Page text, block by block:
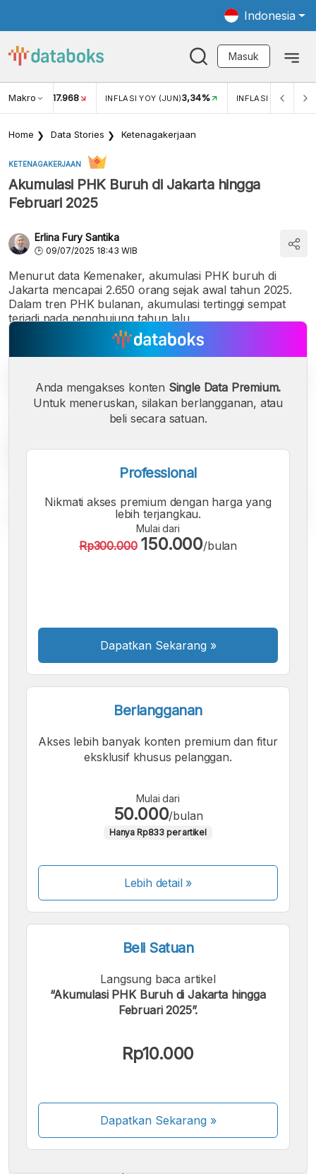
Indonesia
Masuk
Makro
USD/IDR 17.968 INFLASI YOY (JUN)3,34% INFLASI MOM
Home Data Stories Ketenagakerjaan
KETENAGAKERJAAN
Akumulasi PHK Buruh di Jakarta hingga
Februari 2025
Erlina Fury Santika
09/07/2025 18:43 WIB
Menurut data Kemenaker, akumulasi PHK buruh di
Jakarta mencapai 2.650 orang sejak awal tahun 2025.
Dalam tren PHK bulanan, akumulasi tertinggi sempat
terjadi pada penghujung tahun lalu.
A A A
Anda mengakses konten Single Data Premium.
Untuk meneruskan, silakan berlangganan, atau
beli secara satuan.
Professional
Nikmati akses premium dengan harga yang
lebih terjangkau.
Mulai dari
Rp300.000 150.000/bulan
Dapatkan Sekarang »
Berlangganan
Akses lebih banyak konten premium dan fitur
eksklusif khusus pelanggan.
Mulai dari
50.000/bulan
Hanya Rp833 per artikel
Lebih detail »
Beli Satuan
Langsung baca artikel
“Akumulasi PHK Buruh di Jakarta hingga
Februari 2025”.
Rp10.000
Dapatkan Sekarang»
Kami menerima pembayaran berikut:
Beberapa metode pembayaran masih dalam